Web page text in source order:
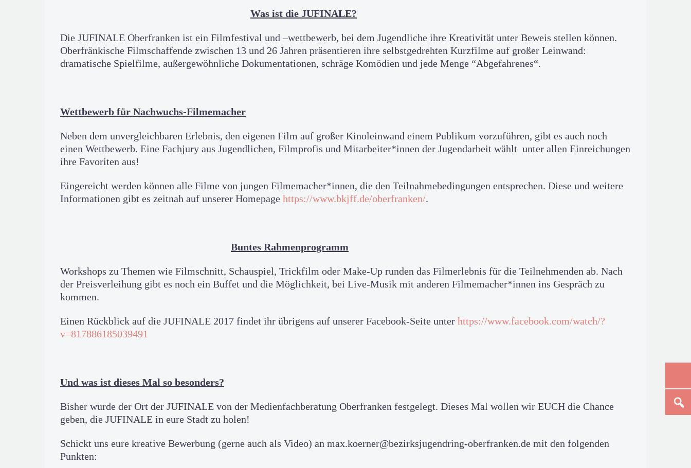
Was ist die JUFINALE?
Die JUFINALE Oberfranken ist ein Filmfestival und –wettbewerb, bei dem Jugendliche ihre Kreativität unter Beweis stellen können.
Oberfränkische Filmschaffende zwischen 13 und 26 Jahren präsentieren ihre selbstgedrehten Kurzfilme auf großer Leinwand:
dramatische Spielfilme, außergewöhnliche Dokumentationen, schräge Komödien und jede Menge “Abgefahrenes“.
Wettbewerb für Nachwuchs-Filmemacher
Neben dem unvergleichbaren Erlebnis, den eigenen Film auf großer Kinoleinwand einem Publikum vorzuführen, gibt es auch noch
einen Wettbewerb. Eine Fachjury aus Jugendlichen, Filmprofis und Mitarbeiter*innen der Jugendarbeit wählt unter allen Einreichungen
ihre Favoriten aus!
Eingereicht werden können alle Filme von jungen Filmemacher*innen, die den Teilnahmebedingungen entsprechen. Diese und weitere
Informationen gibt es zeitnah auf unserer Homepage https://www.bkjff.de/oberfranken/.
Buntes Rahmenprogramm
Workshops zu Themen wie Filmschnitt, Schauspiel, Trickfilm oder Make-Up runden das Filmerlebnis für die Teilnehmenden ab. Nach
der Preisverleihung gibt es noch ein Buffet und die Möglichkeit, bei Live-Musik mit anderen Filmemacher*innen ins Gespräch zu
kommen.
Einen Rückblick auf die JUFINALE 2017 findet ihr übrigens auf unserer Facebook-Seite unter https://www.facebook.com/watch/?
v=817886185039491
Und was ist dieses Mal so besonders?
Bisher wurde der Ort der JUFINALE von der Medienfachberatung Oberfranken festgelegt. Dieses Mal wollen wir EUCH die Chance
geben, die JUFINALE in eure Stadt zu holen!
Schickt uns eure kreative Bewerbung (gerne auch als Video) an max.koerner@bezirksjugendring-oberfranken.de mit den folgenden
Punkten: